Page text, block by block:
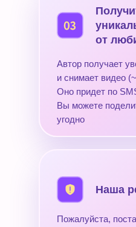
Автор получает
и снимает видео
Оно придет по
Вы можете
угодно
от
Пожалуйста,
Наша